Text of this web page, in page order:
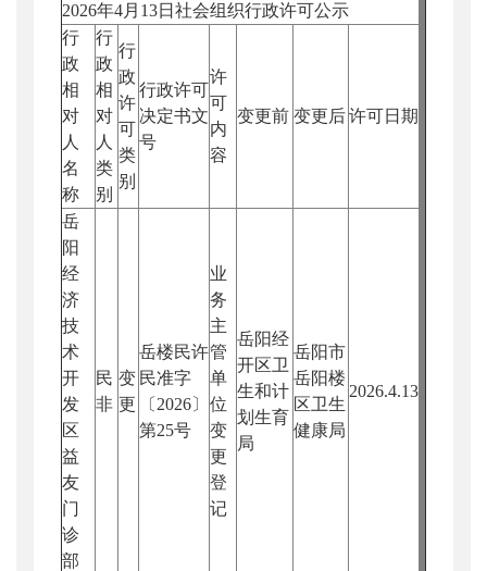
2026年4月13日社会组织行政许可公示
行
政
相
对
人
名
称
行
政
相
对
人
类
别
行
政
许
可
类
别
行政许可
决定书文
号
许
可
内
容
变更前 变更后许可日期
岳
阳
经
济
技
术
开
发
区
益
友
门
诊
部
民
非
变
更
岳楼民许
民准字
〔2026〕
第25号
业
务
主
管
单
位
变
更
登
记
岳阳经
开区卫
生和计
划生育
局
岳阳市
岳阳楼
区卫生
健康局
2026.4.13